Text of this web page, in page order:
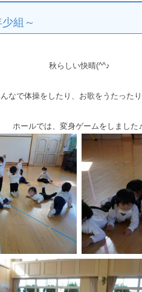
組～
秋らしい快晴(^^♪
なで体操をしたり、お歌をうたった
ホールでは、変身ゲームをしまし